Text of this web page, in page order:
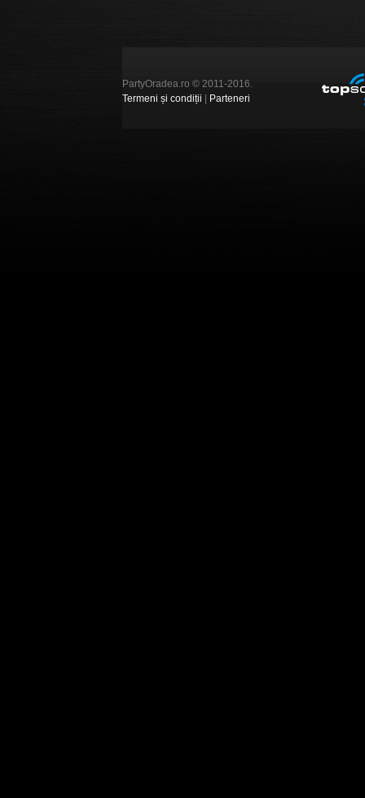
PartyOradea.ro © 2011-2016.
Termeni și condiții
Parteneri